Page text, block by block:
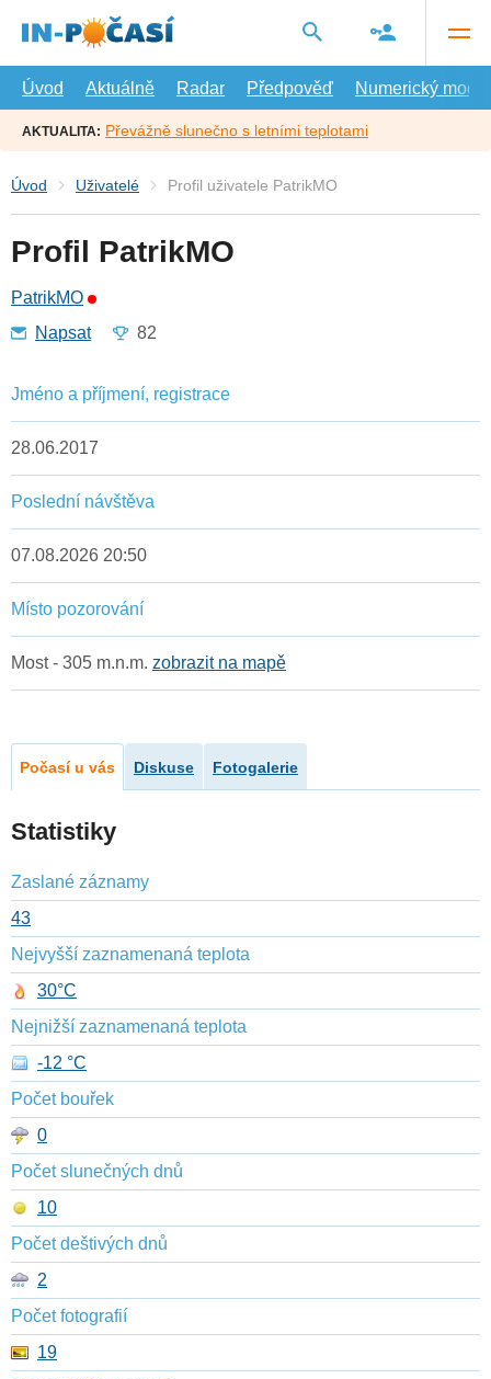
hlavní
Úvod
Aktuálně Radar Předpověď Numerický model
AKTUALITA: Převážně slunečno s letními teplotami
Úvod Uživatelé Profil uživatele PatrikMO
Profil PatrikMO
PatrikMO
Napsat
82
Jméno a příjmení, registrace
28.06.2017
Poslední návštěva
07.08.2026 20:50
Místo pozorování
Most - 305 m.n.m. zobrazit na mapě
Počasí u vás Diskuse Fotogalerie
Statistiky
Zaslané záznamy
43
Nejvyšší zaznamenaná teplota
30°C
Nejnižší zaznamenaná teplota
-12 °C
Počet bouřek
0
Počet slunečných dnů
10
Počet deštivých dnů
2
Počet fotografií
19